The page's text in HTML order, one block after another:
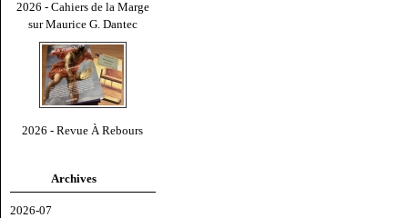
2026 - Cahiers de la Marge
sur Maurice G. Dantec
2026 - Revue À Rebours
Archives
2026-07